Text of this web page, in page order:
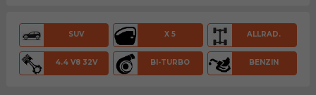
SUV X 5 ALLRAD.
4.4 V8 32V BI-TURBO BENZIN